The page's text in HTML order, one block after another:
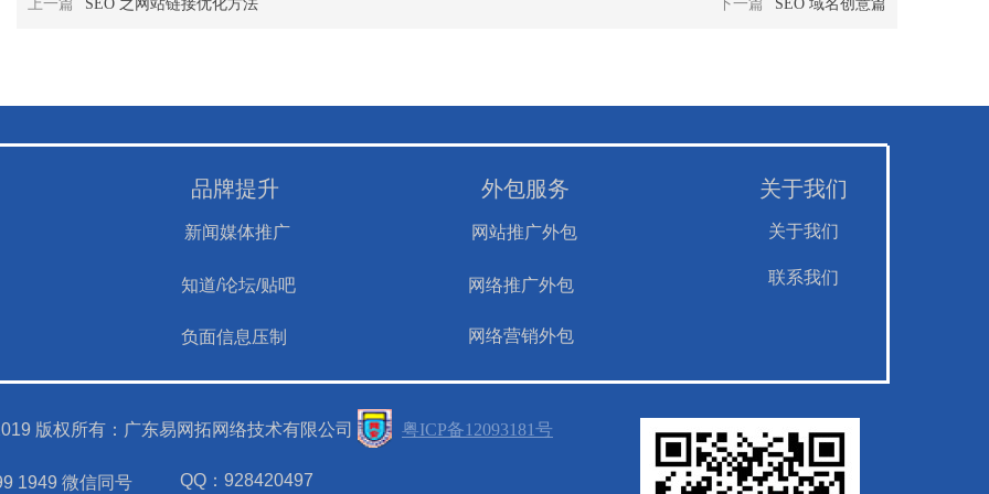
上一篇 SEO 之网站链接优化方法 下一篇 SEO 域名创意篇
粤ICP备12093181号
版权所有：广东易网拓网络技术有限公司
1949 微信同号
品牌提升 外包服务 关于我们
新闻媒体推广
知道/论坛/贴吧
负面信息压制
网站推广外包
网络推广外包
网络营销外包
关于我们
QQ：928420497
联系我们